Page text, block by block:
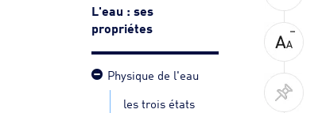
L'eau : ses
propriétes
Physique de l'eau
les trois états